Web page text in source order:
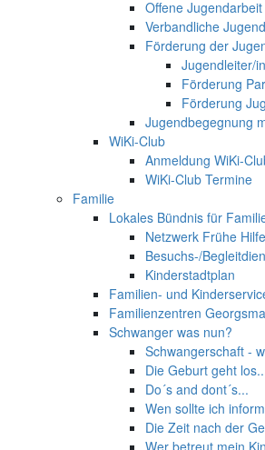
Offene Jugendarbeit
Verbandliche
Förderung der
Jugendleiter/
Förderung
Förderung
Jugendbegegnung
WiKi-Club
Anmeldung WiKi-
WiKi-Club Termine
Familie
Lokales Bündnis für
Netzwerk Frühe
Besuchs-/
Kinderstadtplan
Familien- und
Familienzentren
Schwanger was nun?
Schwangerschaft -
Die Geburt geht
Do´s and dont´s...
Wen sollte ich
Die Zeit nach der
Wer betreut mein